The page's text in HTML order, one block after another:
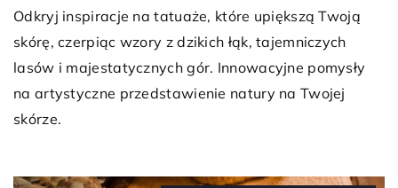
Odkryj inspiracje na tatuaże, które upiększą Twoją
skórę, czerpiąc wzory z dzikich łąk, tajemniczych
lasów i majestatycznych gór. Innowacyjne pomysły
na artystyczne przedstawienie natury na Twojej
skórze.